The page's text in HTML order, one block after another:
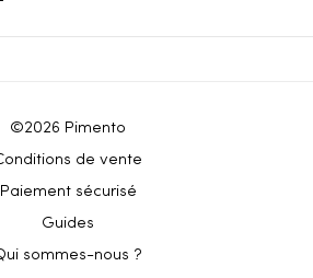
©2026 Pimento
de vente
Paiement sécurisé
Guides
sommes-nous ?